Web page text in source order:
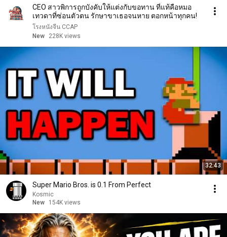
CEO สาวพิการถูกบังคับให้แต่งกับขอทาน ที่แท้คือหมอ
เทวดาที่ซ่อนตัวตน รักษาขาเธอจนหาย ตอกหน้าทุกคน!
โรงหนังจีน CCAP
New
228K views
32:43
Super Mario Bros. is 0.1 From Perfect
Kosmic
New
154K views